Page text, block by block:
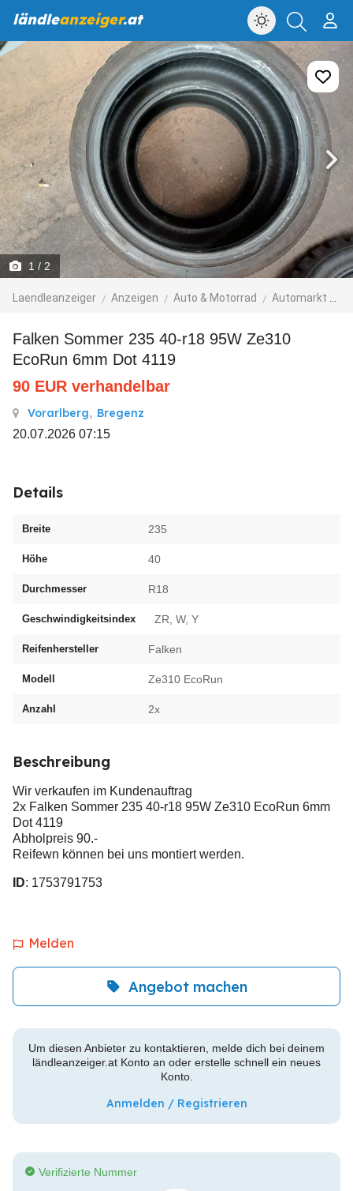
ländleanzeiger.at
1 / 2
Laendleanzeiger Anzeigen Auto & Motorrad Automarkt
Falken Sommer 235 40-r18 95W Ze310
EcoRun 6mm Dot 4119
90 EUR verhandelbar
Vorarlberg, Bregenz
20.07.2026 07:15
Details
Breite 235
Höhe 40
Durchmesser R18
Geschwindigkeitsindex ZR, W, Y
Reifenhersteller Falken
Modell Ze310 EcoRun
Anzahl 2x
Beschreibung
Wir verkaufen im Kundenauftrag
2x Falken Sommer 235 40-r18 95W Ze310 EcoRun 6mm
Dot 4119
Abholpreis 90.-
Reifewn können bei uns montiert werden.
ID: 1753791753
Melden
Angebot machen
Um diesen Anbieter zu kontaktieren, melde dich bei deinem
ländleanzeiger.at Konto an oder erstelle schnell ein neues
Konto.
Anmelden / Registrieren
Verifizierte Nummer